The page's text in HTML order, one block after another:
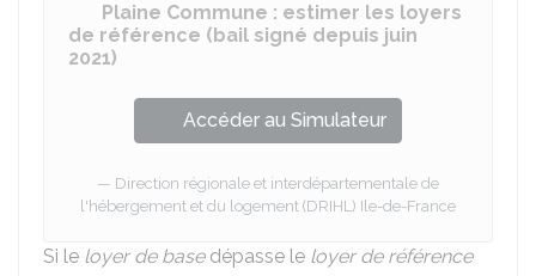
Plaine Commune : estimer les loyers
de référence (bail signé depuis juin
2021)
Accéder au Simulateur
Direction régionale et interdépartementale de
l'hébergement et du logement (DRIHL) Ile-de-France
Si le loyer de basedépasse le loyer de référence